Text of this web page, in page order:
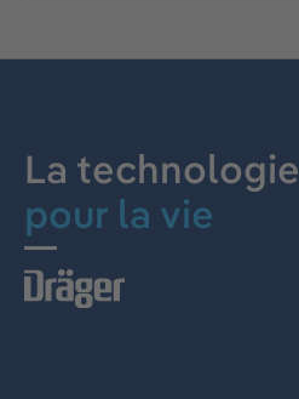
La technologie
pour la vie